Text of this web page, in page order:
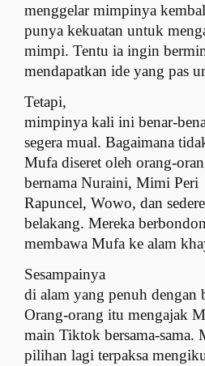
menggelar mimpinya
punya kekuatan untuk
mimpi. Tentu ia ingin
mendapatkan ide yang pas
Tetapi,
mimpinya kali ini benar-
segera mual. Bagaimana
Mufa diseret oleh orang-
bernama Nuraini, Mimi Peri
Rapuncel, Wowo, dan
belakang. Mereka
membawa Mufa ke alam
Sesampainya
di alam yang penuh dengan
Orang-orang itu mengajak
main Tiktok bersama-sama.
pilihan lagi terpaksa